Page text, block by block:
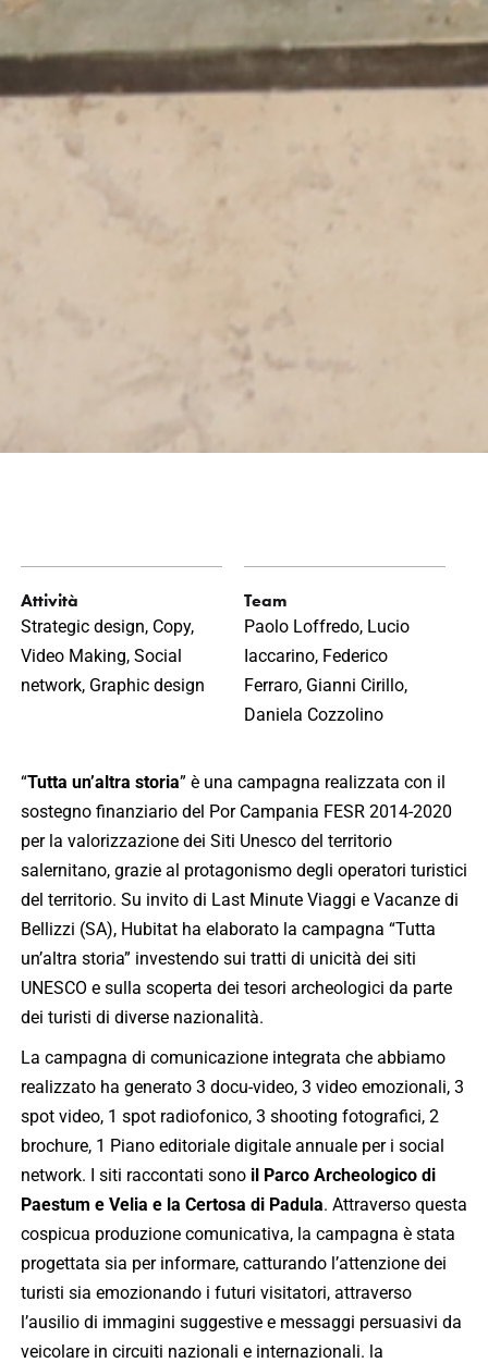
Attività
Strategic design, Copy,
Video Making, Social
network, Graphic design
Team
Paolo Loffredo, Lucio
Iaccarino, Federico
Ferraro, Gianni Cirillo,
Daniela Cozzolino
“Tutta un’altra storia” è una campagna realizzata con il
sostegno finanziario del Por Campania FESR 2014-2020
per la valorizzazione dei Siti Unesco del territorio
salernitano, grazie al protagonismo degli operatori turistici
del territorio. Su invito di Last Minute Viaggi e Vacanze di
Bellizzi (SA), Hubitat ha elaborato la campagna “Tutta
un’altra storia” investendo sui tratti di unicità dei siti
UNESCO e sulla scoperta dei tesori archeologici da parte
dei turisti di diverse nazionalità.
La campagna di comunicazione integrata che abbiamo
realizzato ha generato 3 docu-video, 3 video emozionali, 3
spot video, 1 spot radiofonico, 3 shooting fotografici, 2
brochure, 1 Piano editoriale digitale annuale per i social
network. I siti raccontati sono il Parco Archeologico di
Paestum e Velia e la Certosa di Padula. Attraverso questa
cospicua produzione comunicativa, la campagna è stata
progettata sia per informare, catturando l’attenzione dei
turisti sia emozionando i futuri visitatori, attraverso
l’ausilio di immagini suggestive e messaggi persuasivi da
veicolare in circuiti nazionali e internazionali. la